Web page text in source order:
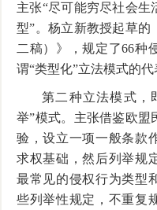
主张“尽可能穷尽社会生
型”。杨立新教授起草的
二稿）》，规定了66种
谓“类型化”立法模式的代
第二种立法模式，
举”模式。主张借鉴欧盟
验，设立一项一般条款
求权基础，然后列举规
最常见的侵权行为类型
些列举性规定，不重复